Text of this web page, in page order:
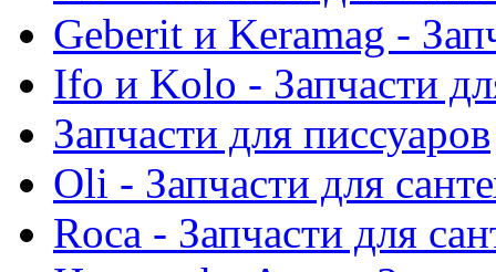
Geberit и Keramag -
Ifo и Kolo - Запчасти
Запчасти для писсуаров
Oli - Запчасти для
Roca - Запчасти для